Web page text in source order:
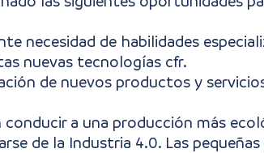
necesidad de habilidades
nuevas tecnologías cfr.
de nuevos productos y
a una producción más
de la Industria 4.0. Las